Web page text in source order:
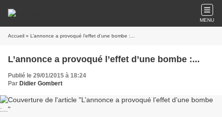
MENU
Accueil » L’annonce a provoqué l’effet d’une bombe :...
L’annonce a provoqué l’effet d’une bombe :...
Publié le 29/01/2015 à 18:24
Par Didier Gombert